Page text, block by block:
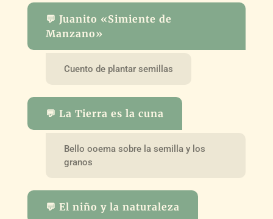
💬 Juanito «Simiente de
Manzano»
Cuento de plantar semillas
💬 La Tierra es la cuna
Bello ooema sobre la semilla y los
granos
💬 El niño y la naturaleza